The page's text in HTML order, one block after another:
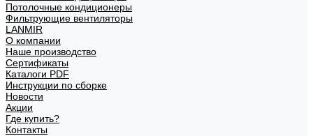
Потолочные кондиционеры
Фильтрующие вентиляторы
LANMIR
О компании
Наше производство
Сертификаты
Каталоги PDF
Инструкции по сборке
Новости
Акции
Где купить?
Контакты